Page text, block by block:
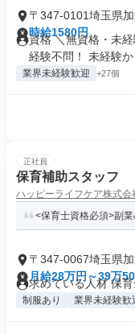
〒347-0101埼玉県
時給1580円
資格 ＼無資格・未
経験不問！ 未経験か
業界未経験歓迎 +27個
正社員
保育補助スタッフ
ハッピーライフケア株式会
<保育士資格必須>副
〒347-0067埼玉県
月給28万円～39万
求めている人材 保
制服あり 業界未経験歓